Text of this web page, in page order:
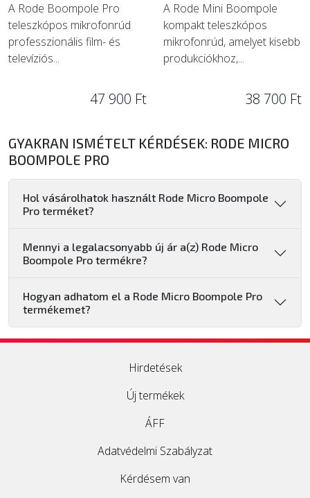
A Rode Boompole Pro
teleszkópos mikrofonrúd
professzionális film- és
televíziós...
47 900 Ft
A Rode Mini Boompole
kompakt teleszkópos
mikrofonrúd, amelyet kisebb
produkciókhoz,...
38 700 Ft
GYAKRAN ISMÉTELT KÉRDÉSEK: RODE MICRO
BOOMPOLE PRO
Hol vásárolhatok használt Rode Micro Boompole
Pro terméket?
Mennyi a legalacsonyabb új ár a(z) Rode Micro
Boompole Pro termékre?
Hogyan adhatom el a Rode Micro Boompole Pro
termékemet?
Hirdetések
Új termékek
ÁFF
Adatvédelmi Szabályzat
Kérdésem van